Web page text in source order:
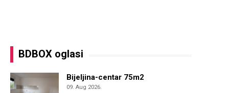
BDBOX oglasi
Bijeljina-centar 75m2
09. Aug 2026.